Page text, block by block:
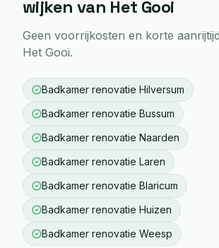
wijken van Het Gooi
Geen voorrijkosten en korte
Het Gooi.
Badkamer renovatie Hilversum
Badkamer renovatie Bussum
Badkamer renovatie Naarden
Badkamer renovatie Laren
Badkamer renovatie Blaricum
Badkamer renovatie Huizen
Badkamer renovatie Weesp